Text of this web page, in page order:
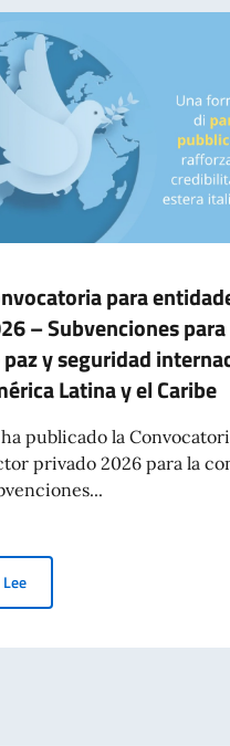
para
– Subvenciones
y seguridad
Latina y el Caribe
ha publicado la
privado 2026 para la
LeeConvocatoria para entidades